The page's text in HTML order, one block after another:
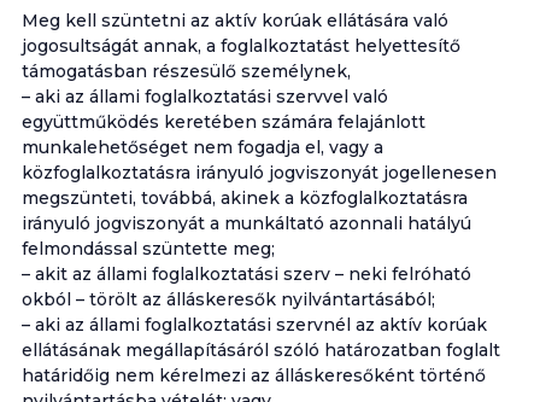
Meg kell szüntetni az aktív korúak ellátására való
jogosultságát annak, a foglalkoztatást helyettesítő
támogatásban részesülő személynek,
– aki az állami foglalkoztatási szervvel való
együttműködés keretében számára felajánlott
munkalehetőséget nem fogadja el, vagy a
közfoglalkoztatásra irányuló jogviszonyát jogellenesen
megszünteti, továbbá, akinek a közfoglalkoztatásra
irányuló jogviszonyát a munkáltató azonnali hatályú
felmondással szüntette meg;
– akit az állami foglalkoztatási szerv – neki felróható
okból – törölt az álláskeresők nyilvántartásából;
– aki az állami foglalkoztatási szervnél az aktív korúak
ellátásának megállapításáról szóló határozatban foglalt
határidőig nem kérelmezi az álláskeresőként történő